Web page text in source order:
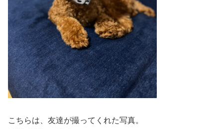
こちらは、友達が撮ってくれた写真。